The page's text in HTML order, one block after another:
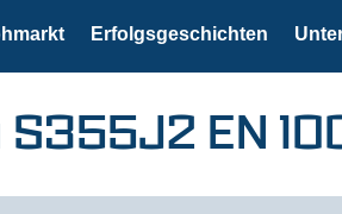
Erfolgsgeschichten
S355J2 EN